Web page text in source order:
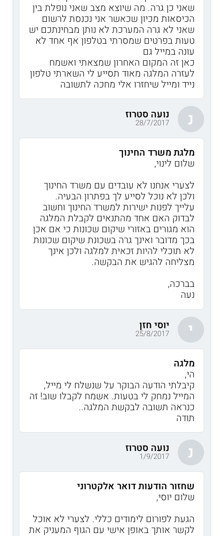
שאני כן גרה. מה שיוצא מצב שאני נופלת בין
הכיסאות מכיון שכאשר אני נכנסת לרשום
שאני לא גרה המערכת לא נותן מבחינתכם יש
טעות בפרטים שמסרתי בטלפון אף אחד לא
עונה במייל גם
כאן זה המקום האחרון שמצאתי ואשמח
לעזרה המלגה מאוד תסייע לי השארתי טלפון
נייד ומייל שיחזרו אלי מחכה לתשובה
נ נועה סטרוז
28/7/2017
מלגת משרד החינוך
שלום לינוי,
לצערי אנחנו לא עובדים עם משרד החינוך
ולכן לא נוכל לסייע לך בפתרון הבעיה.
עלייך לפנות ישירות למשרד החינוך וחשוב
לבדוק האם אחד מהתנאים לקבלת המלגה
הוא מגורים באזורי שיקום שכונות כי אם אכן
בכך מדובר ואינך גרה בשכונת שיקום שכונות
לא תוכלי להיות זכאית למלגה ולכן אינך
מצליחה להגיש את הבקשה.
בברכה,
נעה
י יוסי חזן
25/8/2017
מלגה
הי,
קיבלתי הודעה הבוקר על שנשלח לי מייל,
המייל נמחק לי בטעות. אשמח לקבלו שוב! זה
כנראה תשובה לבקשת המלגה..
תודה
נ נועה סטרוז
1/9/2017
שחזור הודעות דואר אלקטרוני
שלום יוסי,
הגעת לפורום לימודים כללי. לצערי לא אוכל
לקשר אותך באופן אישי עם הגוף המעניק את